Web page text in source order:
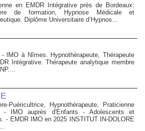
en EMDR Intégrative près de Bordeaux:
de formation, Hypnose Médicale et
Diplôme Universitaire d’Hypnos...
- IMO à Nîmes. Hypnothérapeute, Thérapeute
Intégrative. Thérapeute analytique membre
Puéricultrice, Hypnothérapeute, Praticienne
- IMO auprès d'Enfants - Adolescents et
- EMDR IMO en 2025 INSTITUT IN-DOLORE